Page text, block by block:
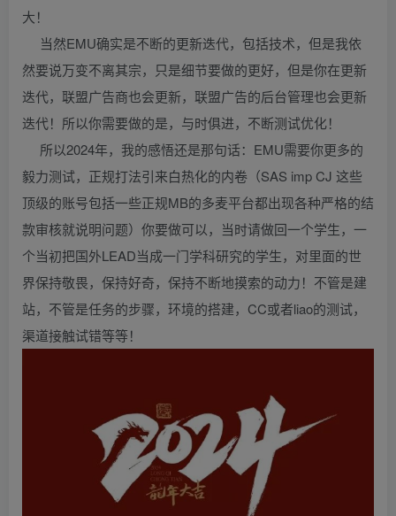
大！
当然EMU确实是不断的更新迭代，包括技术，但是我依
然要说万变不离其宗，只是细节要做的更好，但是你在更新
迭代，联盟广告商也会更新，联盟广告的后台管理也会更新
迭代！所以你需要做的是，与时俱进，不断测试优化！
所以2024年，我的感悟还是那句话：EMU需要你更多的
毅力测试，正规打法引来白热化的内卷（SAS imp CJ 这些
顶级的账号包括一些正规MB的多麦平台都出现各种严格的结
款审核就说明问题）你要做可以，当时请做回一个学生，一
个当初把国外LEAD当成一门学科研究的学生，对里面的世
界保持敬畏，保持好奇，保持不断地摸索的动力！不管是建
站，不管是任务的步骤，环境的搭建，CC或者liao的测试，
渠道接触试错等等！